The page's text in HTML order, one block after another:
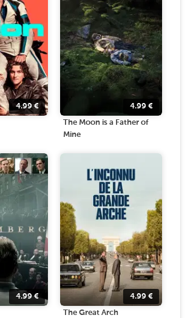
4.99€ 4.99 €
The Moon is a Father of
Mine
4.99€ 4.99 €
The Great Arch